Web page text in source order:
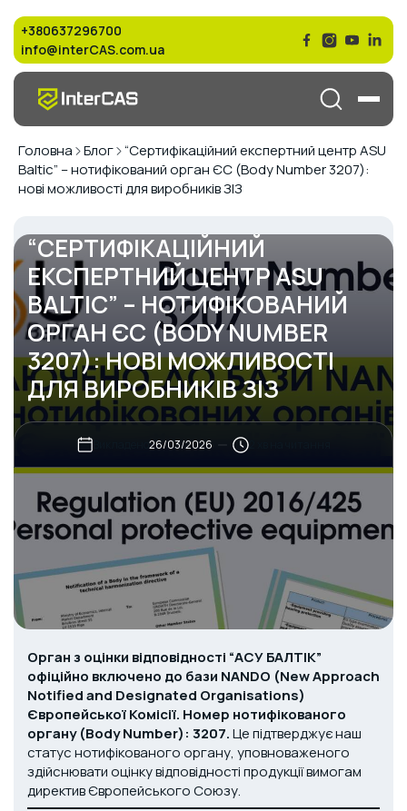
+380637296700
info@interCAS.com.ua
Головна Блог “Сертифікаційний експертний центр ASU
Baltic” – нотифікований орган ЄС (Body Number 3207):
нові можливості для виробників ЗІЗ
“СЕРТИФІКАЦІЙНИЙ
ЕКСПЕРТНИЙ ЦЕНТР ASU
BALTIC” – НОТИФІКОВАНИЙ
ОРГАН ЄС (BODY NUMBER
3207): НОВІ МОЖЛИВОСТІ
ДЛЯ ВИРОБНИКІВ ЗІЗ
Викладено 26/03/2026
Орган з оцінки відповідності “АСУ БАЛТІК”
офіційно включено до бази NANDO (New Approach
Notified and Designated Organisations)
Європейської Комісії. Номер нотифікованого
органу (Body Number): 3207.Це підтверджує наш
статус нотифікованого органу, уповноваженого
здійснювати оцінку відповідності продукції вимогам
директив Європейського Союзу.